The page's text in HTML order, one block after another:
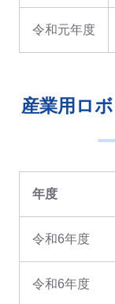
令和元年度
産業用ロ
年度
令和6年度
令和6年度